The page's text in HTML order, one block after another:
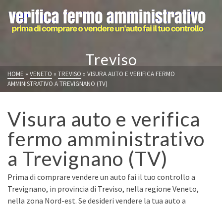
Treviso
HOME » VENETO » TREVISO » VISURA AUTO E VERIFICA FERMO
AMMINISTRATIVO A TREVIGNANO (TV)
Visura auto e verifica
fermo amministrativo
a Trevignano (TV)
Prima di comprare vendere un auto fai il tuo controllo a
Trevignano, in provincia di Treviso, nella regione Veneto,
nella zona Nord-est. Se desideri vendere la tua auto a